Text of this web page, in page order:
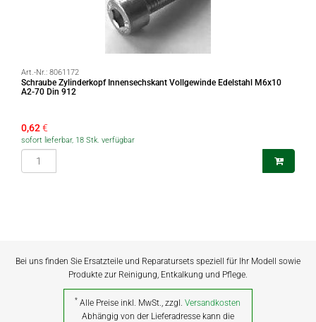
Art.-Nr.: 8061172
Schraube Zylinderkopf Innensechskant Vollgewinde Edelstahl M6x10
A2-70 Din 912
0,62€
sofort lieferbar, 18 Stk. verfügbar
Bei uns finden Sie Ersatzteile und Reparatursets speziell für Ihr Modell sowie
Produkte zur Reinigung, Entkalkung und Pflege.
* Alle Preise inkl. MwSt., zzgl.Versandkosten
Abhängig von der Lieferadresse kann die